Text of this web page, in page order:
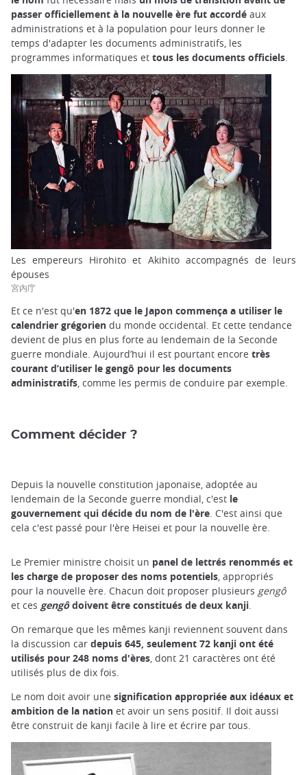
passer officiellement à la nouvelle ère fut accordé aux
administrations et à la population pour leurs donner le
temps d'adapter les documents administratifs, les
programmes informatiques et tous les documents officiels
Les empereurs Hirohito et Akihito accompagnés de leurs
épouses
宮内庁
Et ce n'est qu'en 1872 que le Japon commença a utiliser le
calendrier grégorien du monde occidental. Et cette tendance
devient de plus en plus forte au lendemain de la Seconde
guerre mondiale. Aujourd’hui il est pourtant encore très
courant d’utiliser le gengô pour les documents
administratifs, comme les permis de conduire par exemple.
Comment décider ?
Depuis la nouvelle constitution japonaise, adoptée au
lendemain de la Seconde guerre mondial, c'est le
gouvernement qui décide du nom de l'ère . C'est ainsi que
cela c'est passé pour l'ère Heisei et pour la nouvelle ère.
Le Premier ministre choisit un panel de lettrés renommés et
les charge de proposer des noms potentiels , appropriés
pour la nouvelle ère. Chacun doit proposer plusieurs gengô
et ces gengôdoivent être constitués de deux kanji
On remarque que les mêmes kanji reviennent souvent dans
la discussion car depuis 645, seulement 72 kanji ont été
utilisés pour 248 noms d'ères, dont 21 caractères ont été
utilisés plus de dix fois.
Le nom doit avoir une signification appropriée aux idéaux et
ambition de la nation et avoir un sens positif. Il doit aussi
être construit de kanji facile à lire et écrire par tous.